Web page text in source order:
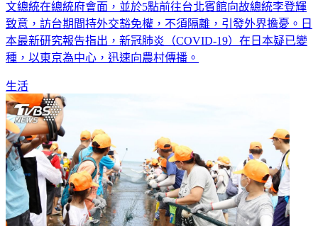
文總統在總統府會面，並於5點前往台北賓館向故總統李登輝
致意，訪台期間持外交豁免權，不須隔離，引發外界擔憂。日
本最新研究報告指出，新冠肺炎（COVID-19）在日本疑已變
種，以東京為中心，迅速向農村傳播。
生活